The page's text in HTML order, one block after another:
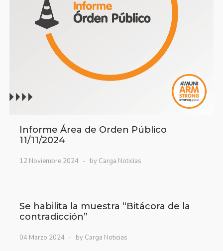
Informe Área de Orden Público
11/11/2024
12 Noviembre 2024 by Carga Noticias
Se habilita la muestra “Bitácora de la
contradicción”
04 Marzo 2024 by Carga Noticias